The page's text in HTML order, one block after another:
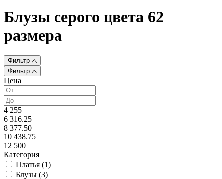
Блузы серого цвета 62
размера
Фильтр
Фильтр
Цена
4 255
6 316.25
8 377.50
10 438.75
12 500
Категория
Платья (1)
Блузы (3)